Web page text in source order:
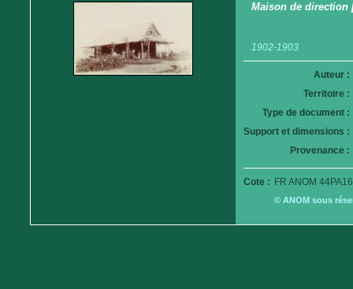
Maison de direction
1902-1903
Auteur :
Territoire :
Type de document :
Support et dimensions :
Provenance :
Cote : FR ANOM
© ANOM sous